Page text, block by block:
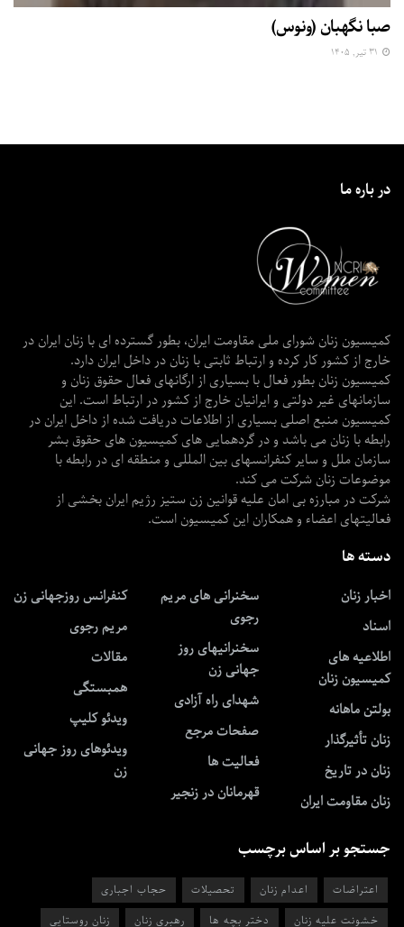
صبا نگهبان (ونوس)
در باره ما
کمیسیون زنان شورای ملی مقاومت ایران، بطور گسترده ای با زنان ایران در
خارج از کشور کار کرده و ارتباط ثابتی با زنان در داخل ایران دارد.
کمیسیون زنان بطور فعال با بسیاری از ارگانهای فعال حقوق زنان و
سازمانهای غیر دولتی و ایرانیان خارج از کشور در ارتباط است. این
کمیسیون منبع اصلی بسیاری از اطلاعات دریافت شده از داخل ایران در
رابطه با زنان می باشد و در گردهمایی های کمیسیون های حقوق بشر
سازمان ملل و سایر کنفرانسهای بین المللی و منطقه ای در رابطه با
موضوعات زنان شرکت می کند.
شرکت در مبارزه بی امان علیه قوانین زن ستیز رژیم ایران بخشی از
فعالیتهای اعضاء و همکاران این کمیسیون است.
دسته ها
اخبار زنان
اسناد
اطلاعیه های
کمیسیون زنان
بولتن ماهانه
زنان تأثیرگذار
زنان در تاریخ
زنان مقاومت ایران
سخنرانی های مریم
رجوی
سخنرانیهای روز
جهانی زن
شهدای راه آزادی
صفحات مرجع
فعالیت ها
قهرمانان در زنجیر
کنفرانس روزجهانی زن
مریم رجوی
مقالات
همبستگی
ویدئو کلیپ
ویدئوهای روز جهانی
زن
جستجو بر اساس برچسب
اعتراضات اعدام زنان تحصیلات
حجاب اجباری
خشونت علیه زنان
دختر بچه ها رهبری زنان زنان روستایی